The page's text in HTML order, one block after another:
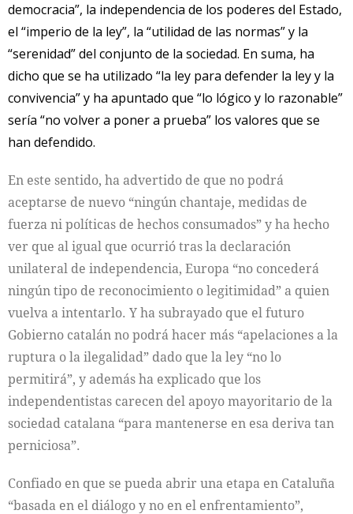
democracia”, la independencia de los poderes del Estado,
el “imperio de la ley”, la “utilidad de las normas” y la
“serenidad” del conjunto de la sociedad. En suma, ha
dicho que se ha utilizado “la ley para defender la ley y la
convivencia” y ha apuntado que “lo lógico y lo razonable”
sería “no volver a poner a prueba” los valores que se
han defendido.
En este sentido, ha advertido de que no podrá
aceptarse de nuevo “ningún chantaje, medidas de
fuerza ni políticas de hechos consumados” y ha hecho
ver que al igual que ocurrió tras la declaración
unilateral de independencia, Europa “no concederá
ningún tipo de reconocimiento o legitimidad” a quien
vuelva a intentarlo. Y ha subrayado que el futuro
Gobierno catalán no podrá hacer más “apelaciones a la
ruptura o la ilegalidad” dado que la ley “no lo
permitirá”, y además ha explicado que los
independentistas carecen del apoyo mayoritario de la
sociedad catalana “para mantenerse en esa deriva tan
perniciosa”.
Confiado en que se pueda abrir una etapa en Cataluña
“basada en el diálogo y no en el enfrentamiento”,